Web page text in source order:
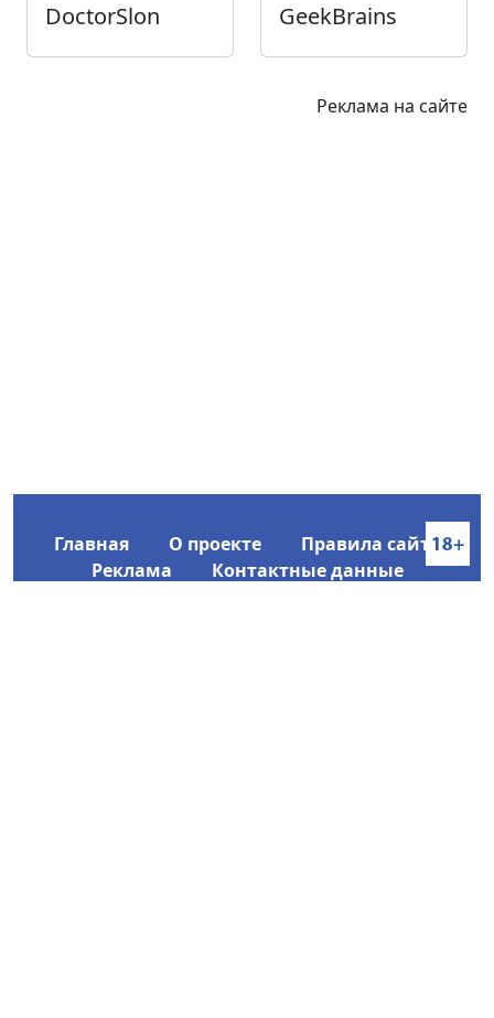
DoctorSlon GeekBrains
Реклама на сайте
Главная О проекте
Правила сайта
Реклама
Контактные данные